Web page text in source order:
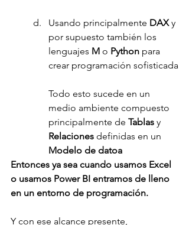
Usando principalmente DAX y
por supuesto también los
lenguajes M o Python para
crear programación sofisticada
Todo esto sucede en un
medio ambiente compuesto
principalmente de Tablas y
Relaciones definidas en un
Modelo de datoa
Entonces ya sea cuando usamos Excel
o usamos Power BI entramos de lleno
en un entorno de programación.
Y con ese alcance presente,